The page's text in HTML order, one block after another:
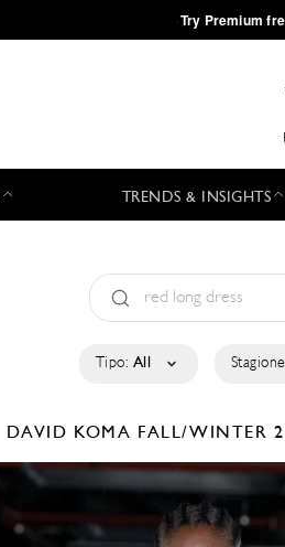
·Try Premium
TRENDS & INSIGHTS
Tipo: All
DAVID KOMA FALL/WINTER